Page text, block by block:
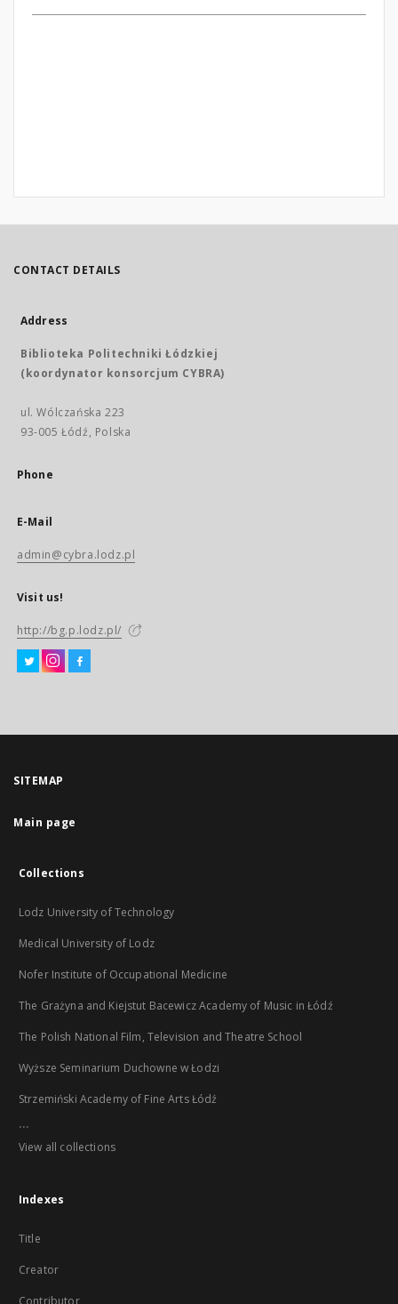
CONTACT DETAILS
Address
Biblioteka Politechniki Łódzkiej
(koordynator konsorcjum CYBRA)
ul. Wólczańska 223
93-005 Łódź, Polska
Phone
E-Mail
admin@cybra.lodz.pl
Visit us!
http://bg.p.lodz.pl/
SITEMAP
Main page
Collections
Lodz University of Technology
Medical University of Lodz
Nofer Institute of Occupational Medicine
The Grażyna and Kiejstut Bacewicz Academy of Music in Łódź
The Polish National Film, Television and Theatre School
Wyższe Seminarium Duchowne w Łodzi
Strzemiński Academy of Fine Arts Łódź
...
View all collections
Indexes
Title
Creator
Contributor